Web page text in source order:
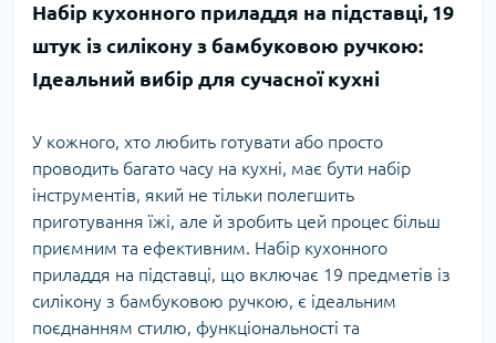
Набір кухонного приладдя на підставці, 19
штук із силікону з бамбуковою ручкою:
Ідеальний вибір для сучасної кухні
У кожного, хто любить готувати або просто
проводить багато часу на кухні, має бути набір
інструментів, який не тільки полегшить
приготування їжі, але й зробить цей процес більш
приємним та ефективним. Набір кухонного
приладдя на підставці, що включає 19 предметів із
силікону з бамбуковою ручкою, є ідеальним
поєднанням стилю, функціональності та